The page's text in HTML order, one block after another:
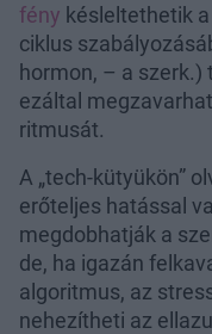
fény késleltethetik a
ciklus
hormon, – a
ezáltal
ritmusát.
A „tech-kütyükön”
erőteljes hatással
megdobhatják a
de, ha igazán
algoritmus, az
nehezítheti az